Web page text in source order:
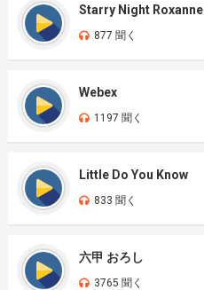
Starry Night Roxanne
877 聞く
Webex
1197 聞く
Little Do You Know
833 聞く
六甲 おろし
3765 聞く